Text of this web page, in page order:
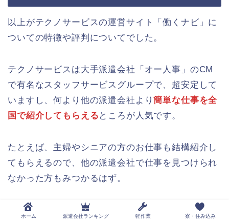
以上がテクノサービスの運営サイト「働くナビ」に
ついての特徴や評判についてでした。
テクノサービスは大手派遣会社「オー人事」のCM
で有名なスタッフサービスグループで、超安定して
いますし、何より他の派遣会社より簡単な仕事を全
国で紹介してもらえる ところが人気です。
たとえば、主婦やシニアの方のお仕事も結構紹介し
てもらえるので、他の派遣会社で仕事を見つけられ
なかった方もみつかるはず。
これが、自動車工場のようなハードは仕事ばかり紹
ホーム 派遣会社ランキング 軽作業 寮・住み込み